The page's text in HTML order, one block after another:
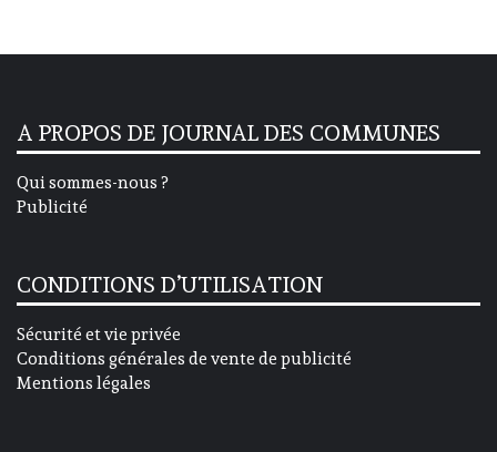
A PROPOS DE JOURNAL DES COMMUNES
Qui sommes-nous ?
Publicité
CONDITIONS D’UTILISATION
Sécurité et vie privée
Conditions générales de vente de publicité
Mentions légales